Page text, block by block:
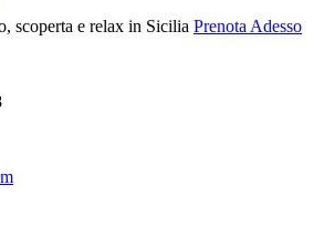
scoperta e relax in Sicilia Prenota Adesso